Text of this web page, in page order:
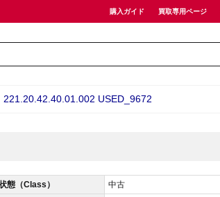
購入ガイド 買取専用ページ
USED_9672
態（Class）
中古